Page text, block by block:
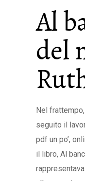
Al
del
Nel
seguito il
pdf un po’,
il libro, Al